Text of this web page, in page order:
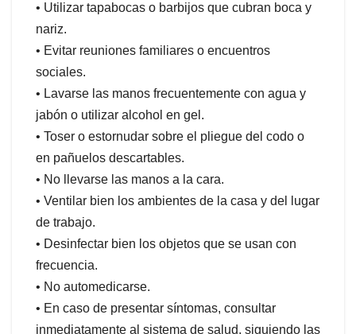
• Utilizar tapabocas o barbijos que cubran boca y
nariz.
• Evitar reuniones familiares o encuentros
sociales.
• Lavarse las manos frecuentemente con agua y
jabón o utilizar alcohol en gel.
• Toser o estornudar sobre el pliegue del codo o
en pañuelos descartables.
• No llevarse las manos a la cara.
• Ventilar bien los ambientes de la casa y del lugar
de trabajo.
• Desinfectar bien los objetos que se usan con
frecuencia.
• No automedicarse.
• En caso de presentar síntomas, consultar
inmediatamente al sistema de salud, siguiendo las